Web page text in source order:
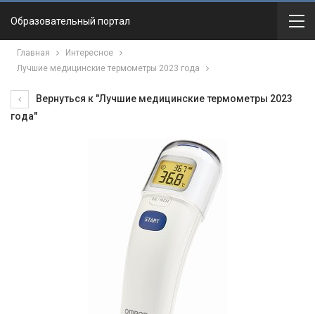
Образовательный портал
Главная
Интересное
Лучшие медицинские термометры 2023 года
Вернуться к "Лучшие медицинские термометры 2023
года"